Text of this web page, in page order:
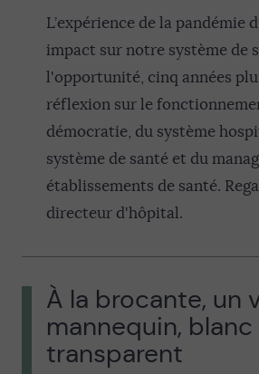
L’expérience de la pandémie
impact sur notre système de
l'opportunité, cinq années
réflexion sur le
démocratie, du système
système de santé et du
établissements de santé.
directeur d'hôpital.
À la brocante, un
mannequin,
transparent